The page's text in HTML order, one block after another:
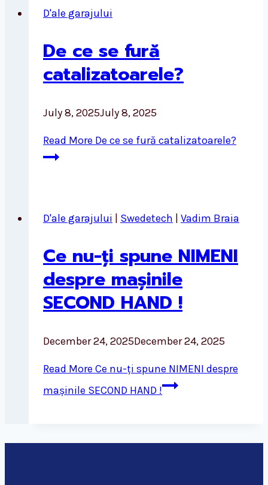
D'ale garajului
De ce se fură
catalizatoarele?
July 8, 2025July 8, 2025
Read More De ce se fură catalizatoarele?
D'ale garajului Swedetech Vadim Braia
Ce nu-ți spune NIMENI
despre mașinile
SECOND HAND !
December 24, 2025December 24, 2025
Read More Ce nu-ți spune NIMENI despre
mașinile SECOND HAND !